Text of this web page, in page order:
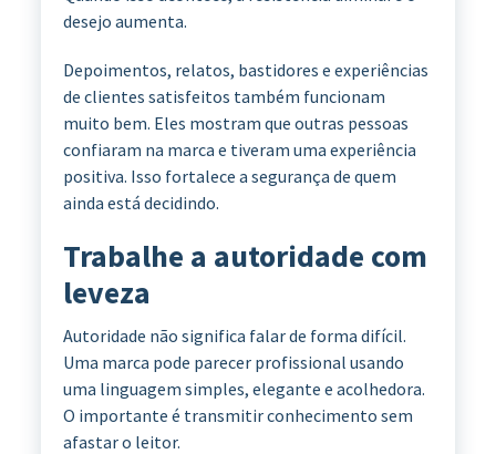
desejo aumenta.
Depoimentos, relatos, bastidores e experiências
de clientes satisfeitos também funcionam
muito bem. Eles mostram que outras pessoas
confiaram na marca e tiveram uma experiência
positiva. Isso fortalece a segurança de quem
ainda está decidindo.
Trabalhe a autoridade com
leveza
Autoridade não significa falar de forma difícil.
Uma marca pode parecer profissional usando
uma linguagem simples, elegante e acolhedora.
O importante é transmitir conhecimento sem
afastar o leitor.